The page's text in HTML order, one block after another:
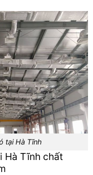
tại Hà Tĩnh
Hà Tĩnh chất